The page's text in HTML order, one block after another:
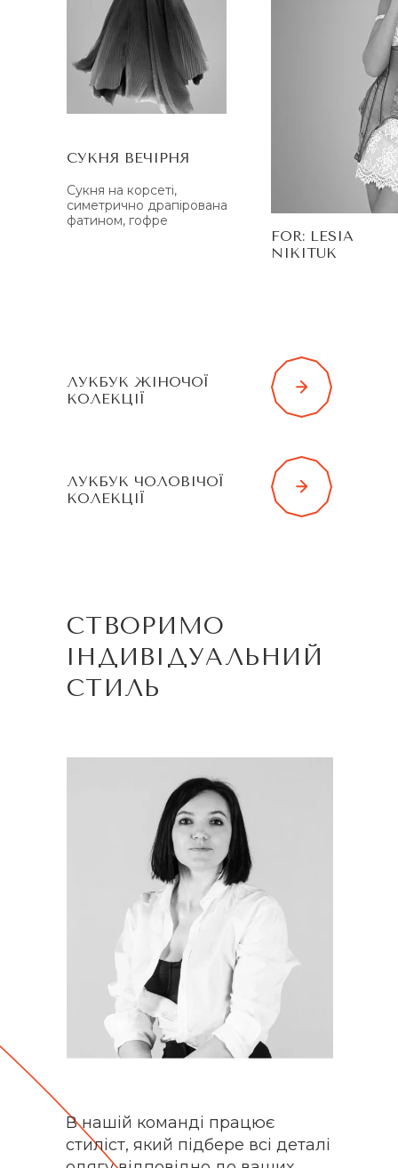
Сукня на корсеті,
симетрично драпірована
фатином, гофре
СУКНЯ ВЕЧІРНЯ
FOR: LESIA
NIKITUK
ЛУКБУК ЧОЛОВІЧОЇ
КОЛЕКЦІЇ
ЛУКБУК ЖІНОЧОЇ
КОЛЕКЦІЇ
СТВОРИМО
ІНДИВІДУАЛЬНИЙ
СТИЛЬ
В нашій команді працює
стиліст, який підбере всі деталі